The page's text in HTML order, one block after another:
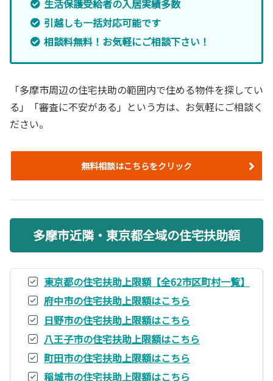
生活保護受給者の入居実績多数
引越しも一括対応可能です
相談料無料！お気軽にご相談下さい！
「多摩市周辺の住宅扶助の範囲内で住める物件を探してい
る」「審査に不安がある」という方は、お気軽にご相談く
ださい。
無料相談はこちらをクリック
多摩市近隣・東京都全域の住宅扶助額
東京都の住宅扶助上限額【全62市区町村一覧】
府中市の住宅扶助上限額はこちら
日野市の住宅扶助上限額はこちら
八王子市の住宅扶助上限額はこちら
町田市の住宅扶助上限額はこちら
稲城市の住宅扶助上限額はこちら